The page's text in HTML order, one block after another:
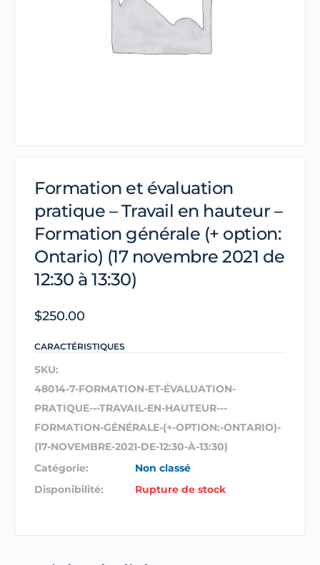
Formation et évaluation
pratique – Travail en hauteur –
Formation générale (+ option:
Ontario) (17 novembre 2021 de
12:30 à 13:30)
$250.00
CARACTÉRISTIQUES
SKU:
48014-7-FORMATION-ET-ÉVALUATION-
PRATIQUE---TRAVAIL-EN-HAUTEUR---
FORMATION-GÉNÉRALE-(+-OPTION:-ONTARIO)-
(17-NOVEMBRE-2021-DE-12:30-À-13:30)
Catégorie:
Non classé
Disponibilité:
Rupture de stock